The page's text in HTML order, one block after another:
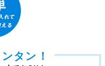
タン！